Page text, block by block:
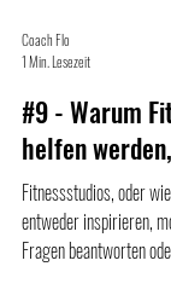
Coach Flo
1 Min. Lesezeit
#9 - Warum
helfen
Fitnessstudios, oder wie